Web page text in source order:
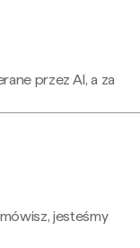
przez AI, a za
jesteśmy